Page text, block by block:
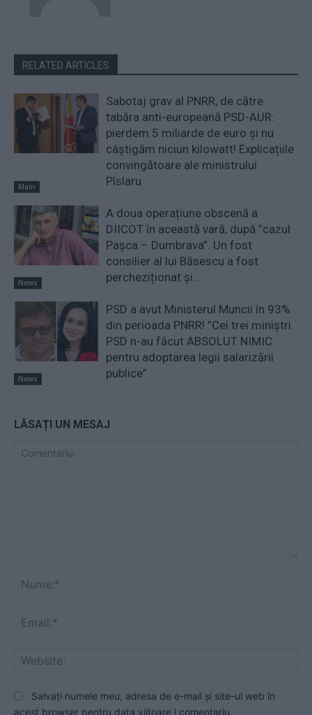
RELATED ARTICLES
Main
Sabotaj grav al PNRR, de către
tabăra anti-europeană PSD-AUR:
pierdem 5 miliarde de euro și nu
câștigăm niciun kilowatt! Explicațiile
convingătoare ale ministrului
Pîslaru
News
A doua operațiune obscenă a
DIICOT în această vară, după ”cazul
Pașca – Dumbrava”. Un fost
consilier al lui Băsescu a fost
percheziționat și...
News
PSD a avut Ministerul Muncii în 93%
din perioada PNRR! ”Cei trei miniştri
PSD n-au făcut ABSOLUT NIMIC
pentru adoptarea legii salarizării
publice”
LĂSAȚI UN MESAJ
Salvați numele meu, adresa de e-mail și site-ul web în
acest browser pentru data viitoare i comentariu.